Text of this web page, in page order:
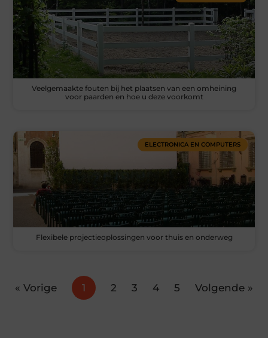
Veelgemaakte fouten bij het plaatsen van een omheining
voor paarden en hoe u deze voorkomt
ELECTRONICA EN COMPUTERS
Flexibele projectieoplossingen voor thuis en onderweg
« Vorige 1 2 3 4 5 Volgende »